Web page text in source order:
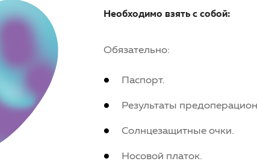
Необходимо взять с собой:
Обязательно:
Паспорт.
Результаты
Солнцезащитные очки.
Носовой платок.